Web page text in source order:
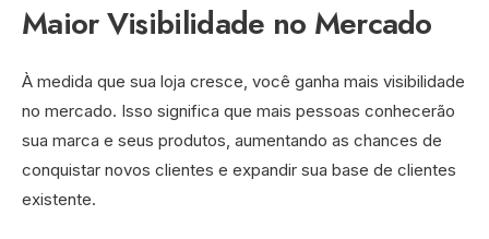
Maior Visibilidade no Mercado
À medida que sua loja cresce, você ganha mais visibilidade
no mercado. Isso significa que mais pessoas conhecerão
sua marca e seus produtos, aumentando as chances de
conquistar novos clientes e expandir sua base de clientes
existente.